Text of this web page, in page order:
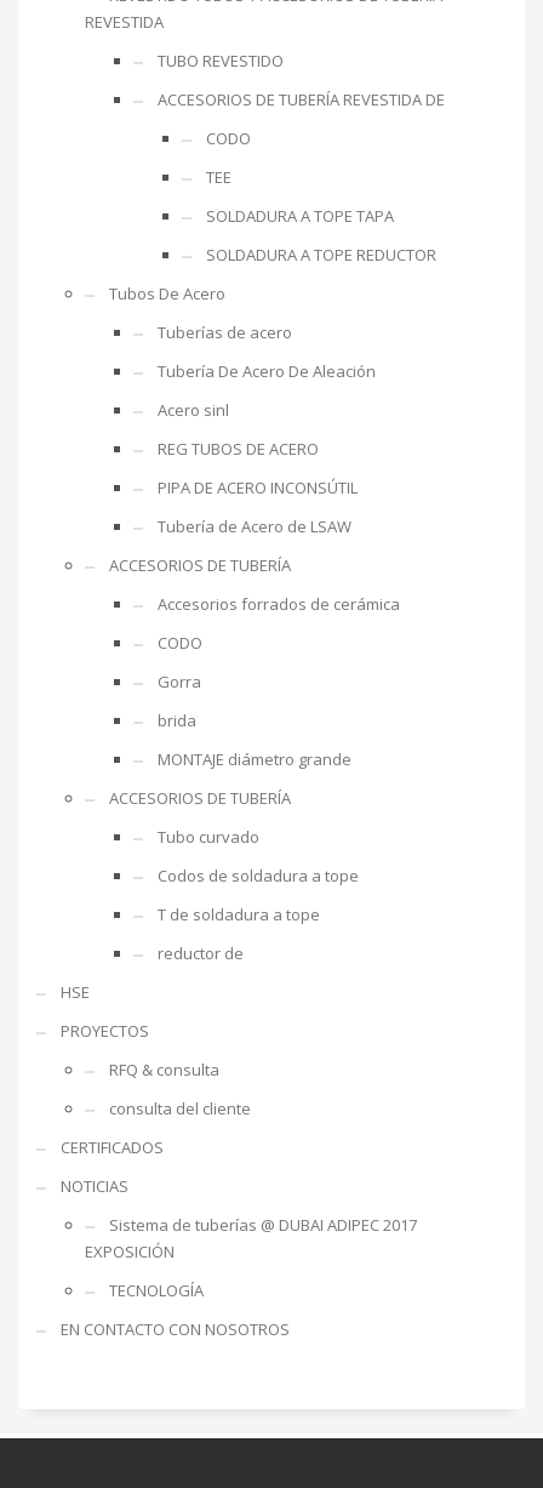
REVESTIDA
TUBO REVESTIDO
ACCESORIOS DE TUBERÍA REVESTIDA DE
CODO
TEE
SOLDADURA A TOPE TAPA
SOLDADURA A TOPE REDUCTOR
Tubos De Acero
Tuberías de acero
Tubería De Acero De Aleación
Acero sinl
REG TUBOS DE ACERO
PIPA DE ACERO INCONSÚTIL
Tubería de Acero de LSAW
ACCESORIOS DE TUBERÍA
Accesorios forrados de cerámica
CODO
Gorra
brida
MONTAJE diámetro grande
ACCESORIOS DE TUBERÍA
Tubo curvado
Codos de soldadura a tope
T de soldadura a tope
reductor de
HSE
PROYECTOS
RFQ & consulta
consulta del cliente
CERTIFICADOS
NOTICIAS
Sistema de tuberías @ DUBAI ADIPEC 2017
EXPOSICIÓN
TECNOLOGÍA
EN CONTACTO CON NOSOTROS